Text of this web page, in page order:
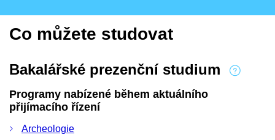
Co můžete studovat
Bakalářské prezenční studium
Programy nabízené během aktuálního
přijímacího řízení
Archeologie